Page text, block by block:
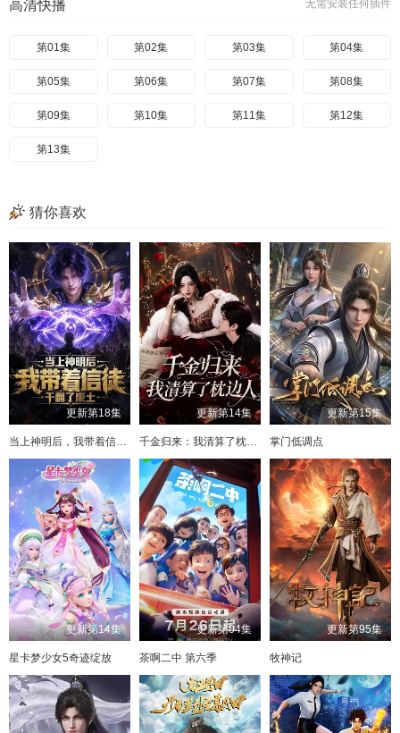
无需安装任何插件
高清快播
第01集 第02集 第03集 第04集
第05集 第06集 第07集 第08集
第09集 第10集 第11集 第12集
第13集
猜你喜欢
更新第18集
当上神明后，我带着信徒干翻了废土
更新第14集
千金归来：我清算了枕边人
更新第15集
掌门低调点
更新第14集
星卡梦少女5奇迹绽放
更新第04集
茶啊二中 第六季
更新第95集
牧神记